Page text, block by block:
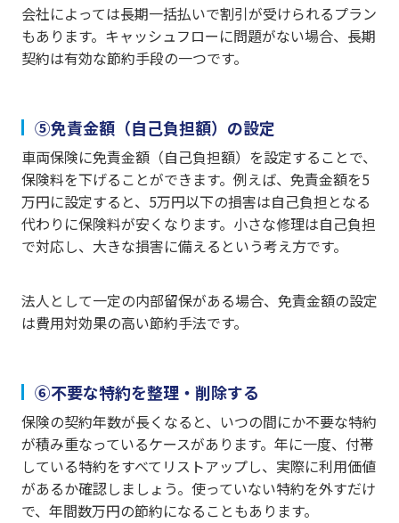
会社によっては長期一括払いで割引が受けられるプラン
もあります。キャッシュフローに問題がない場合、長期
契約は有効な節約手段の一つです。
⑤免責金額（自己負担額）の設定
車両保険に免責金額（自己負担額）を設定することで、
保険料を下げることができます。例えば、免責金額を5
万円に設定すると、5万円以下の損害は自己負担となる
代わりに保険料が安くなります。小さな修理は自己負担
で対応し、大きな損害に備えるという考え方です。
法人として一定の内部留保がある場合、免責金額の設定
は費用対効果の高い節約手法です。
⑥不要な特約を整理・削除する
保険の契約年数が長くなると、いつの間にか不要な特約
が積み重なっているケースがあります。年に一度、付帯
している特約をすべてリストアップし、実際に利用価値
があるか確認しましょう。使っていない特約を外すだけ
で、年間数万円の節約になることもあります。